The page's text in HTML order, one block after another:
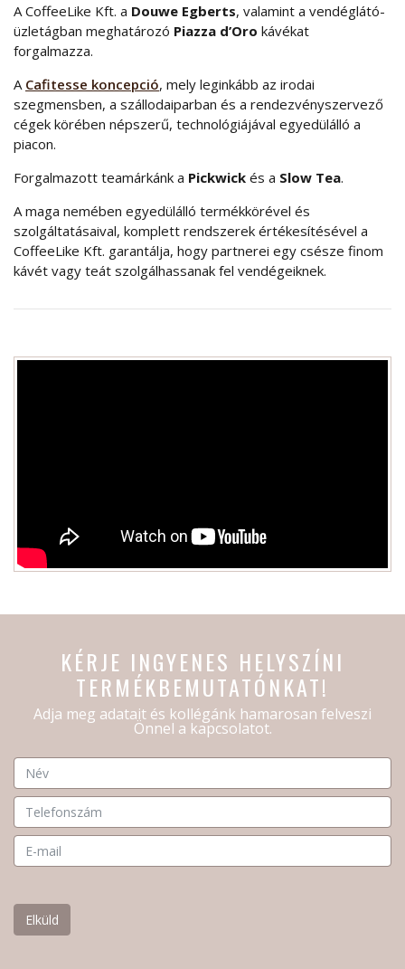
A CoffeeLike Kft. a Douwe Egberts, valamint a vendéglátó-
üzletágban meghatározó Piazza d’Oro kávékat
forgalmazza.
A Cafitesse koncepció, mely leginkább az irodai
szegmensben, a szállodaiparban és a rendezvényszervező
cégek körében népszerű, technológiájával egyedülálló a
piacon.
Forgalmazott teamárkánk a Pickwick és a Slow Tea.
A maga nemében egyedülálló termékkörével és
szolgáltatásaival, komplett rendszerek értékesítésével a
CoffeeLike Kft. garantálja, hogy partnerei egy csésze finom
kávét vagy teát szolgálhassanak fel vendégeiknek.
KÉRJE INGYENES HELYSZÍNI
TERMÉKBEMUTATÓNKAT!
Adja meg adatait és kollégánk hamarosan felveszi
Önnel a kapcsolatot.